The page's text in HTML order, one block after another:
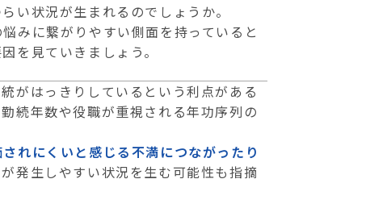
い状況が生まれるのでしょうか。
みに繋がりやすい側面を持っていると
を見ていきましょう。
がはっきりしているという利点がある
続年数や役職が重視される年功序列の
れにくいと感じる不満につながったり
発生しやすい状況を生む可能性も指摘